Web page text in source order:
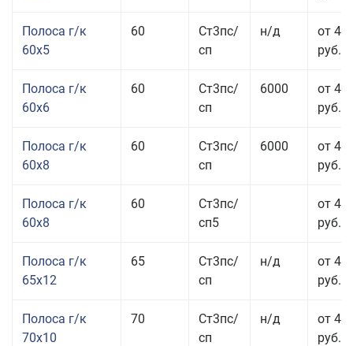
Полоса г/к
60x5
60
Ст3пс/
сп
н/д
от 42
руб.
Полоса г/к
60x6
60
Ст3пс/
сп
6000
от 42
руб.
Полоса г/к
60x8
60
Ст3пс/
сп
6000
от 42
руб.
Полоса г/к
60x8
60
Ст3пс/
сп5
от 42
руб.
Полоса г/к
65x12
65
Ст3пс/
сп
н/д
от 42
руб.
Полоса г/к
70x10
70
Ст3пс/
сп
н/д
от 42
руб.